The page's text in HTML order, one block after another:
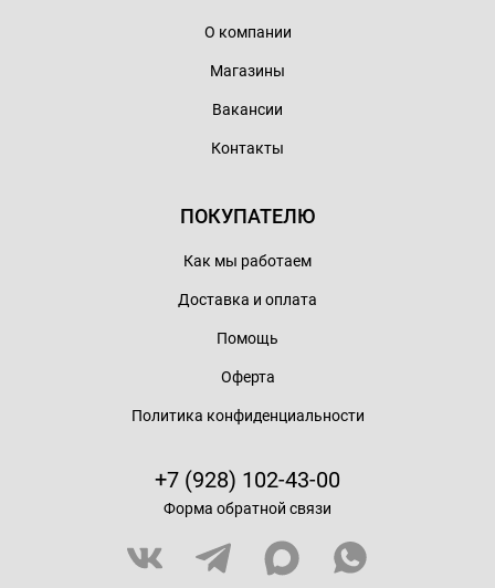
О компании
Магазины
Вакансии
Контакты
ПОКУПАТЕЛЮ
Как мы работаем
Доставка и оплата
Помощь
Оферта
Политика конфиденциальности
+7 (928) 102-43-00
Форма обратной связи